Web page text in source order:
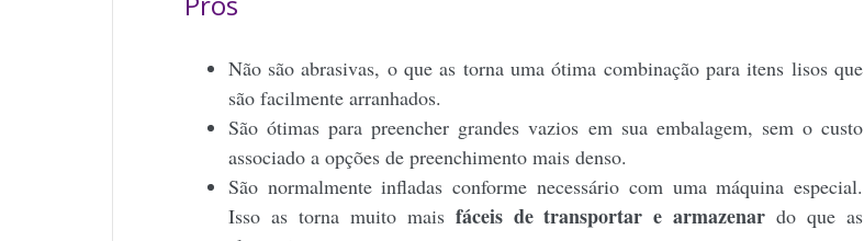
Não são abrasivas, o que as torna uma ótima combinação para itens lisos que
são facilmente arranhados.
São ótimas para preencher grandes vazios em sua embalagem, sem o custo
associado a opções de preenchimento mais denso.
São normalmente infladas conforme necessário com uma máquina especial.
Isso as torna muito mais fáceis de transportar e armazenar do que as